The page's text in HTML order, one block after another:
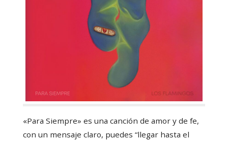
«Para Siempre» es una canción de amor y de fe,
con un mensaje claro, puedes “llegar hasta el